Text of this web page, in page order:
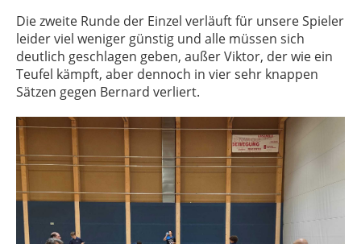
Die zweite Runde der Einzel verläuft für unsere Spieler
leider viel weniger günstig und alle müssen sich
deutlich geschlagen geben, außer Viktor, der wie ein
Teufel kämpft, aber dennoch in vier sehr knappen
Sätzen gegen Bernard verliert.